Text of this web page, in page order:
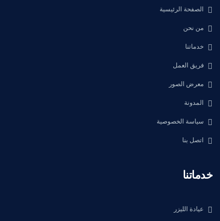
الصفحة الرئيسية
من نحن
خدماتنا
فريق العمل
معرض الصور
المدونة
سياسة الخصوصية
اتصل بنا
خدماتنا
عيادة الليزر